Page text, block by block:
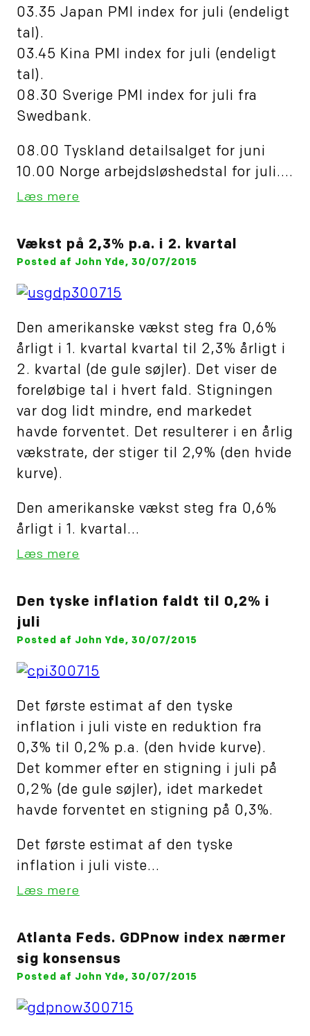
03.35 Japan PMI index for juli (endeligt
tal).
03.45 Kina PMI index for juli (endeligt
tal).
08.30 Sverige PMI index for juli fra
Swedbank.
08.00 Tyskland detailsalget for juni
10.00 Norge arbejdsløshedstal for juli....
Læs mere
Vækst på 2,3% p.a. i 2. kvartal
Posted af John Yde, 30/07/2015
Den amerikanske vækst steg fra 0,6%
årligt i 1. kvartal kvartal til 2,3% årligt i
2. kvartal (de gule søjler). Det viser de
foreløbige tal i hvert fald. Stigningen
var dog lidt mindre, end markedet
havde forventet. Det resulterer i en årlig
vækstrate, der stiger til 2,9% (den hvide
kurve).
Den amerikanske vækst steg fra 0,6%
årligt i 1. kvartal...
Læs mere
Den tyske inflation faldt til 0,2% i
juli
Posted af John Yde, 30/07/2015
Det første estimat af den tyske
inflation i juli viste en reduktion fra
0,3% til 0,2% p.a. (den hvide kurve).
Det kommer efter en stigning i juli på
0,2% (de gule søjler), idet markedet
havde forventet en stigning på 0,3%.
Det første estimat af den tyske
inflation i juli viste...
Læs mere
Atlanta Feds. GDPnow index nærmer
sig konsensus
Posted af John Yde, 30/07/2015